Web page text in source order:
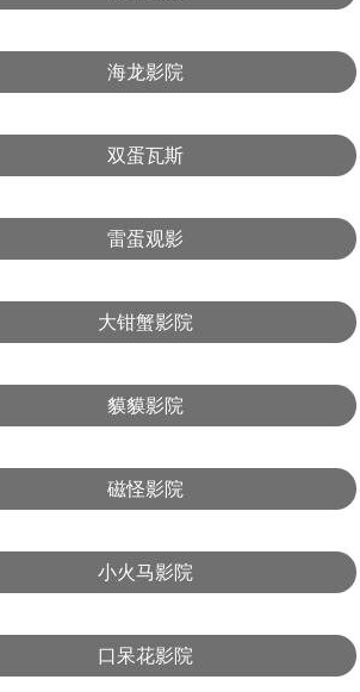
海龙影院
双蛋瓦斯
雷蛋观影
大钳蟹影院
貘貘影院
磁怪影院
小火马影院
口呆花影院